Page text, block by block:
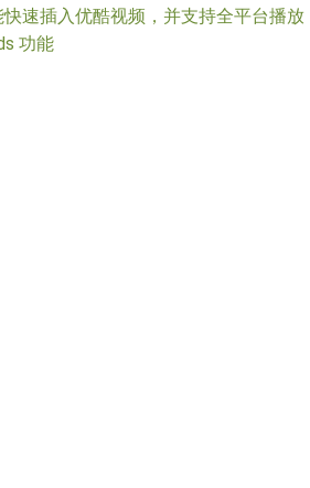
速插入优酷视频，并支持全平台播放
功能